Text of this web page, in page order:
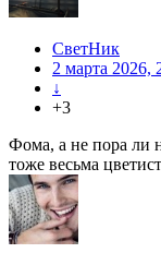
СветНик
2 марта 2026,
↓
+3
Фома, а не пора ли
тоже весьма